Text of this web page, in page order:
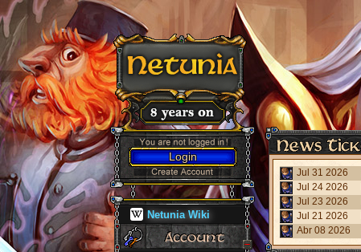
Login
Netunia Wiki
Jul 31 2026
Jul 24 2026
Jul 23 2026
Jul 21 2026
Abr 08 2026